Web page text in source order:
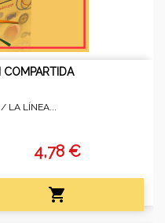
COMPARTIDA
/ LA LÍNEA...
4,78 €
